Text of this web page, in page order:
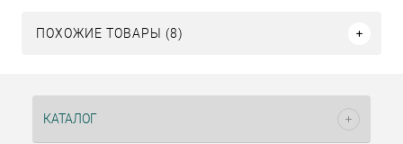
ПОХОЖИЕ ТОВАРЫ (8)
КАТАЛОГ